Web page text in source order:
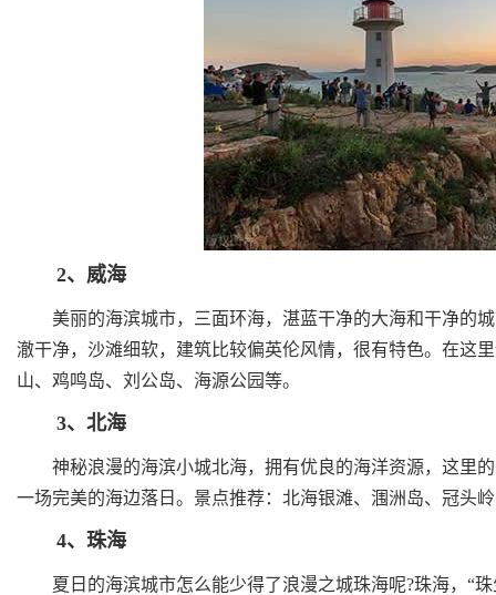
2、威海
美丽的海滨城市，三面环海，湛蓝干净的大海和干净的城
澈干净，沙滩细软，建筑比较偏英伦风情，很有特色。在这
山、鸡鸣岛、刘公岛、海源公园等。
3、北海
神秘浪漫的海滨小城北海，拥有优良的海洋资源，这里的
一场完美的海边落日。景点推荐：北海银滩、涠洲岛、冠头
4、珠海
夏日的海滨城市怎么能少得了浪漫之城珠海呢?珠海，“珠